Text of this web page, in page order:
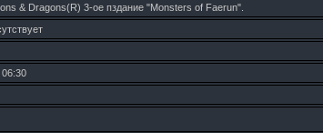
& Dragons(R) 3-ое пздание "Mоnsters of Faеrun".
06:30